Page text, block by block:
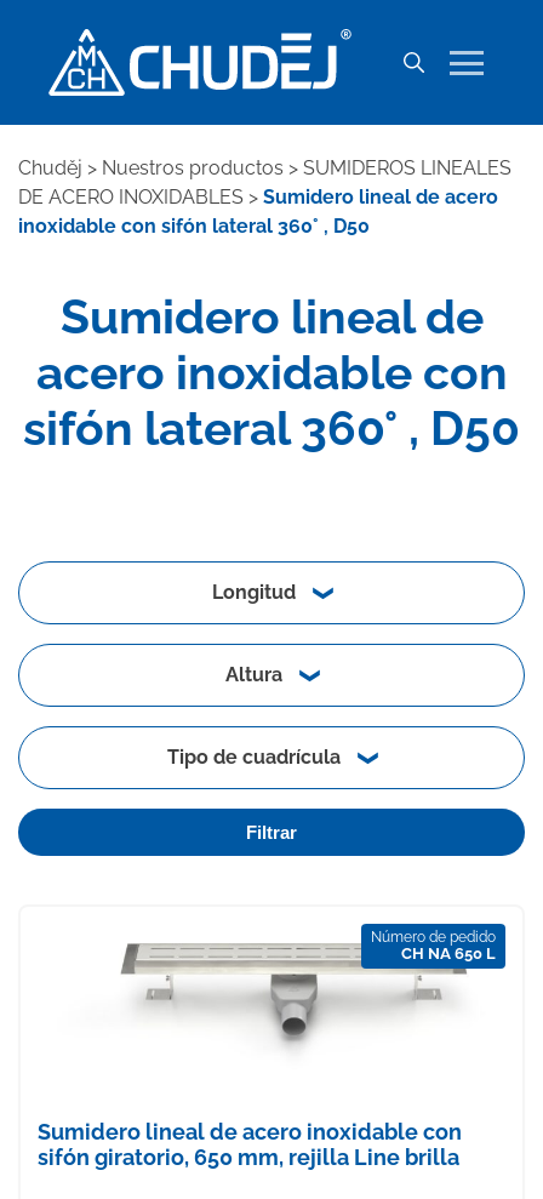
Chuděj > Nuestros productos > SUMIDEROS LINEALES
DE ACERO INOXIDABLES > Sumidero lineal de acero
inoxidable con sifón lateral 360° , D50
Sumidero lineal de
acero inoxidable con
sifón lateral 360° , D50
Longitud
Altura
Tipo de cuadrícula
Filtrar
Número de pedido
CH NA 650 L
Sumidero lineal de acero inoxidable con
sifón giratorio, 650 mm, rejilla Line brilla